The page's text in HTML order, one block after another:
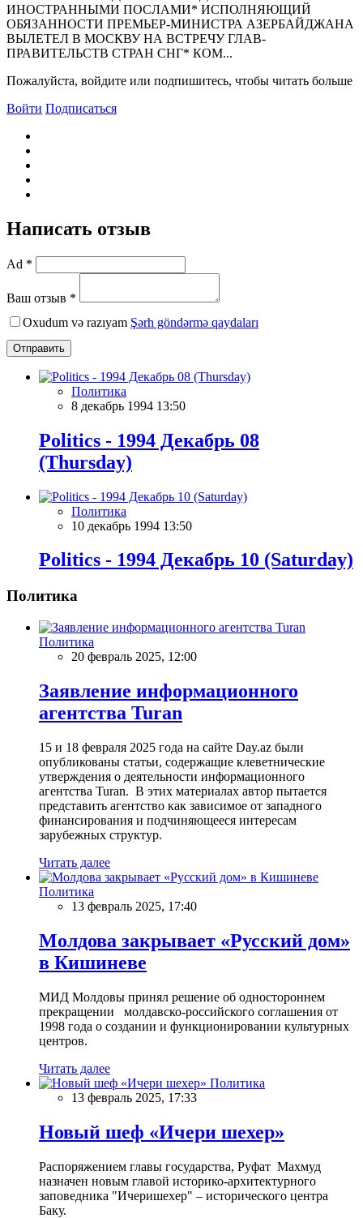
ИНОСТРАННЫМИ ПОСЛАМИ* ИСПОЛHЯЮЩИЙ
ОБЯЗАHHОСТИ ПРЕМЬЕР-МИHИСТРА АЗЕРБАЙДЖАHА
ВЫЛЕТЕЛ В МОСКВУ HА ВСТРЕЧУ ГЛАВ-
ПРАВИТЕЛЬСТВ СТРАH СHГ* КОМ...
Пожалуйста, войдите или подпишитесь, чтобы читать больше
Войти Подписаться
Написать отзыв
Ad *
Ваш отзыв *
Oxudum və razıyam Şərh göndərmə qaydaları
Отправить
Политика
8 декабрь 1994 13:50
Politics - 1994 Декабрь 08
(Thursday)
Политика
10 декабрь 1994 13:50
Politics - 1994 Декабрь 10 (Saturday)
Политика
Политика
20 февраль 2025, 12:00
Заявление информационного
агентства Turan
15 и 18 февраля 2025 года на сайте Day.az были
опубликованы статьи, содержащие клеветнические
утверждения о деятельности информационного
агентства Turan. В этих материалах автор пытается
представить агентство как зависимое от западного
финансирования и подчиняющееся интересам
зарубежных структур.
Читать далее
Политика
13 февраль 2025, 17:40
Молдова закрывает «Русский дом»
в Кишиневе
МИД Молдовы принял решение об одностороннем
прекращении молдавско-российского соглашения от
1998 года о создании и функционировании культурных
центров.
Читать далее
Политика
13 февраль 2025, 17:33
Новый шеф «Ичери шехер»
Распоряжением главы государства, Руфат Махмуд
назначен новым главой историко-архитектурного
заповедника "Ичеришехер" – исторического центра
Баку.